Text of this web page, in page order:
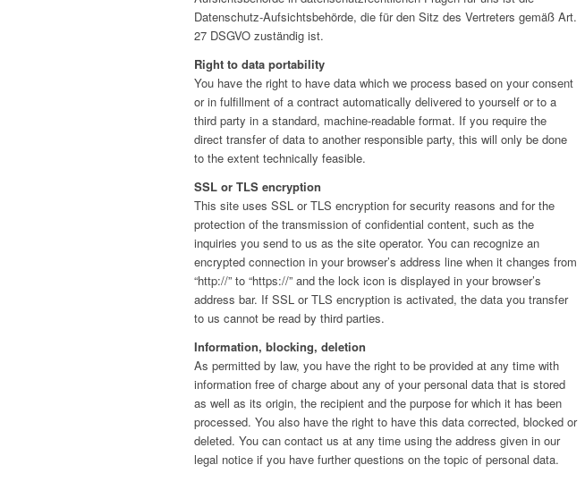
Datenschutz-Aufsichtsbehörde, die für den Sitz des Vertreters gemäß Art.
27 DSGVO zuständig ist.
Right to data portability
You have the right to have data which we process based on your consent
or in fulfillment of a contract automatically delivered to yourself or to a
third party in a standard, machine-readable format. If you require the
direct transfer of data to another responsible party, this will only be done
to the extent technically feasible.
SSL or TLS encryption
This site uses SSL or TLS encryption for security reasons and for the
protection of the transmission of confidential content, such as the
inquiries you send to us as the site operator. You can recognize an
encrypted connection in your browser’s address line when it changes from
“http://” to “https://” and the lock icon is displayed in your browser’s
address bar. If SSL or TLS encryption is activated, the data you transfer
to us cannot be read by third parties.
Information, blocking, deletion
As permitted by law, you have the right to be provided at any time with
information free of charge about any of your personal data that is stored
as well as its origin, the recipient and the purpose for which it has been
processed. You also have the right to have this data corrected, blocked or
deleted. You can contact us at any time using the address given in our
legal notice if you have further questions on the topic of personal data.